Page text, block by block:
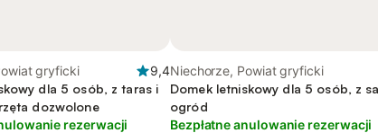
gryficki
9,4
dla 5 osób, z taras i
dozwolone
rezerwacji
Niechorze, Powiat gryficki
Domek letniskowy dla 5 osób, z
ogród
Bezpłatne anulowanie rezerwacji